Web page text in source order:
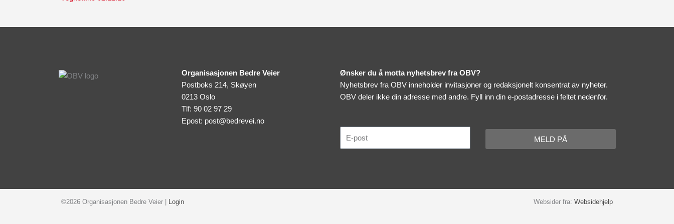
Organisasjonen Bedre Veier
Postboks 214, Skøyen
0213 Oslo
Tlf: 90 02 97 29
Epost: post@bedrevei.no
Ønsker du å motta nyhetsbrev fra OBV?
Nyhetsbrev fra OBV inneholder invitasjoner og redaksjonelt konsentrat av nyheter.
OBV deler ikke din adresse med andre. Fyll inn din e-postadresse i feltet nedenfor.
MELD PÅ
©2026 Organisasjonen Bedre Veier | Login Websider fra: Websidehjelp